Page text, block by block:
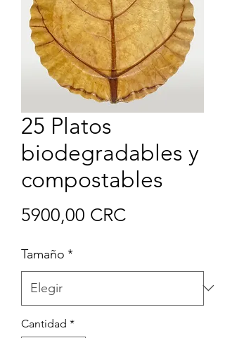
25 Platos
biodegradables y
compostables
5900,00 CRCPrecio
Tamaño *
Cantidad *